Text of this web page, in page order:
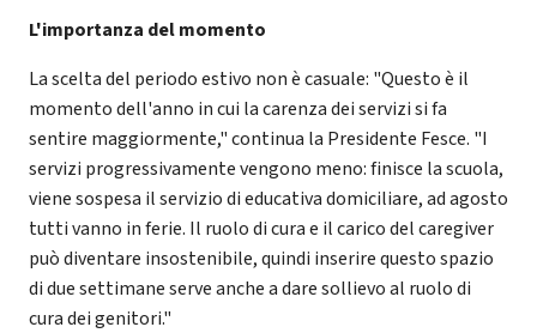
L'importanza del momento
La scelta del periodo estivo non è casuale: "Questo è il
momento dell'anno in cui la carenza dei servizi si fa
sentire maggiormente," continua la Presidente Fesce. "I
servizi progressivamente vengono meno: finisce la scuola,
viene sospesa il servizio di educativa domiciliare, ad agosto
tutti vanno in ferie. Il ruolo di cura e il carico del caregiver
può diventare insostenibile, quindi inserire questo spazio
di due settimane serve anche a dare sollievo al ruolo di
cura dei genitori."